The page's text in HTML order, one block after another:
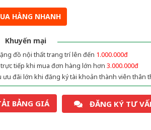
HÀNG NHANH
Khuyến mại
đồ nội thất trang trí lên đến 1.000.000đ
trực tiếp khi mua đơn hàng lớn hơn 3.000.000đ
ưu đãi lớn khi đăng ký tài khoản thành viên thân
BẢNG GIÁ ĐĂNG KÝ TƯ